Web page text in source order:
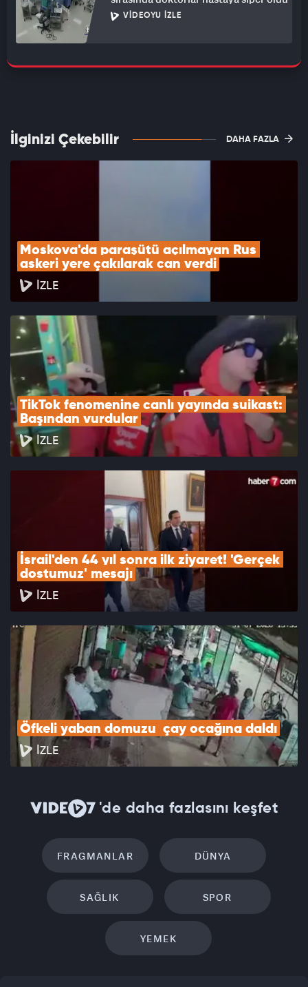
VIDEOYU İZLE
İlginizi Çekebilir DAHA FAZLA
Moskova'da paraşütü açılmayan Rus
askeri yere çakılarak can verdi
İZLE
TikTok fenomenine canlı yayında suikast:
Başından vurdular
İZLE
İsrail'den 44 yıl sonra ilk ziyaret! 'Gerçek
dostumuz' mesajı
İZLE
Öfkeli yaban domuzu  çay ocağına daldı
İZLE
'de daha fazlasını keşfet
FRAGMANLAR DÜNYA
SAĞLIK SPOR
YEMEK